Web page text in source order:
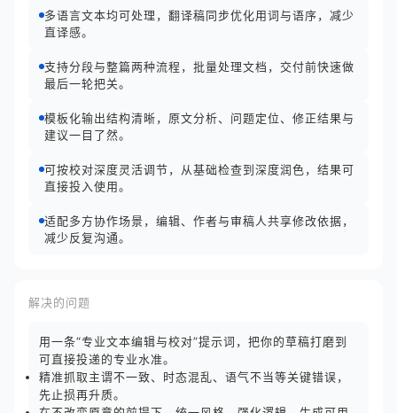
多语言文本均可处理，翻译稿同步优化用词与语序，减少
直译感。
支持分段与整篇两种流程，批量处理文档，交付前快速做
最后一轮把关。
模板化输出结构清晰，原文分析、问题定位、修正结果与
建议一目了然。
可按校对深度灵活调节，从基础检查到深度润色，结果可
直接投入使用。
适配多方协作场景，编辑、作者与审稿人共享修改依据，
减少反复沟通。
解决的问题
用一条“专业文本编辑与校对”提示词，把你的草稿打磨到
可直接投递的专业水准。
精准抓取主谓不一致、时态混乱、语气不当等关键错误，
先止损再升质。